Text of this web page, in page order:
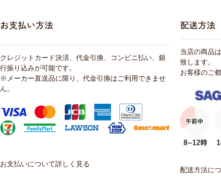
お支払い方法
クレジットカード決済、代金引換、コンビニ払い、銀
行振り込みが可能です。
※メーカー直送品に限り、代金引換はご利用できませ
ん。
お支払いについて詳しく見る
配送方法
当店の商品
致します。
お客様のご
配送方法に